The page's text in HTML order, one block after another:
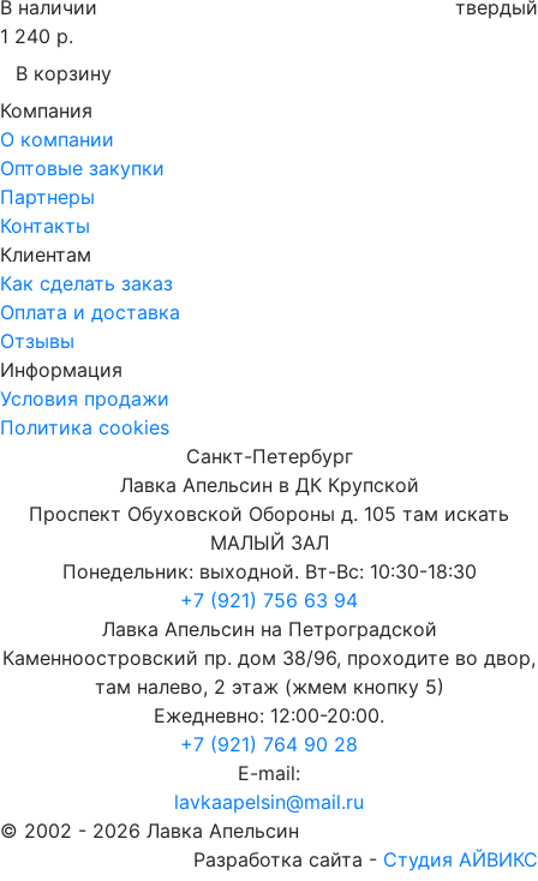
В наличии
твердый
1 240 р.
В корзину
Компания
О компании
Оптовые закупки
Партнеры
Контакты
Клиентам
Как сделать заказ
Оплата и доставка
Отзывы
Информация
Условия продажи
Политика cookies
Санкт-Петербург
Лавка Апельсин в ДК Крупской
Проспект Обуховской Обороны д. 105 там искать
МАЛЫЙ ЗАЛ
Понедельник: выходной. Вт-Вс: 10:30-18:30
+7 (921) 756 63 94
Лавка Апельсин на Петроградской
Каменноостровский пр. дом 38/96, проходите во двор,
там налево, 2 этаж (жмем кнопку 5)
Ежедневно: 12:00-20:00.
+7 (921) 764 90 28
E-mail:
lavkaapelsin@mail.ru
© 2002 - 2026 Лавка Апельсин
Разработка сайта - Студия АЙВИКС